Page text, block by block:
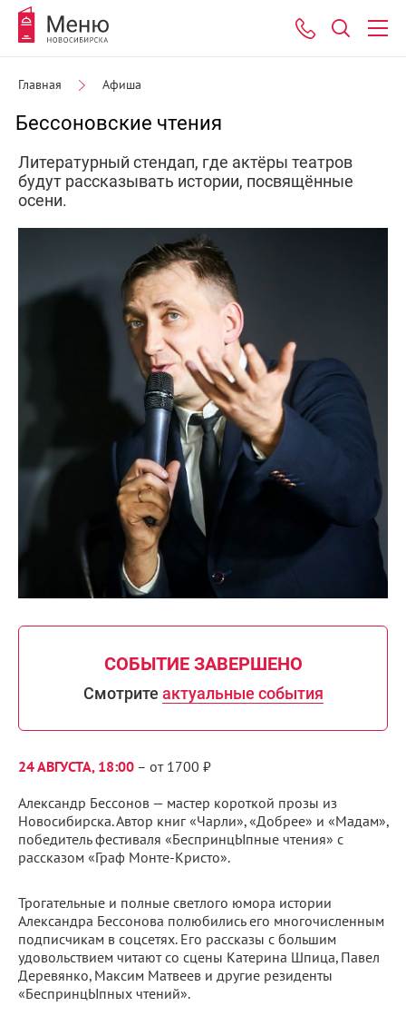
Главная Афиша
Бессоновские чтения
Литературный стендап, где актёры театров
будут рассказывать истории, посвящённые
осени.
СОБЫТИЕ ЗАВЕРШЕНО
Смотрите актуальные события
24 АВГУСТА, 18:00 – от 1700 ₽
Александр Бессонов — мастер короткой прозы из
Новосибирска. Автор книг «Чарли», «Добрее» и «Мадам»,
победитель фестиваля «БеспринцЫпные чтения» с
рассказом «Граф Монте-Кристо».
Трогательные и полные светлого юмора истории
Александра Бессонова полюбились его многочисленным
подписчикам в соцсетях. Его рассказы с большим
удовольствием читают со сцены Катерина Шпица, Павел
Деревянко, Максим Матвеев и другие резиденты
«БеспринцЫпных чтений».